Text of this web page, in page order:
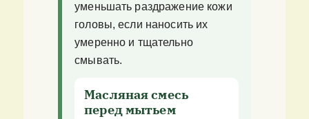
уменьшать раздражение кожи
головы, если наносить их
умеренно и тщательно
смывать.
Масляная смесь
перед мытьем